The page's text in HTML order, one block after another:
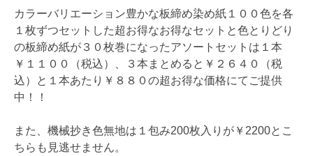
カラーバリエーション豊かな板締め染め紙１００色を各
１枚ずつセットした超お得なお得なセットと色とりどり
の板締め紙が３０枚巻になったアソートセットは１本
￥１１００（税込）、３本まとめると￥２６４０（税
込）と１本あたり￥８８０の超お得な価格にてご提供
中！！
また、機械抄き色無地は１包み200枚入りが￥2200とこ
ちらも見逃せません。